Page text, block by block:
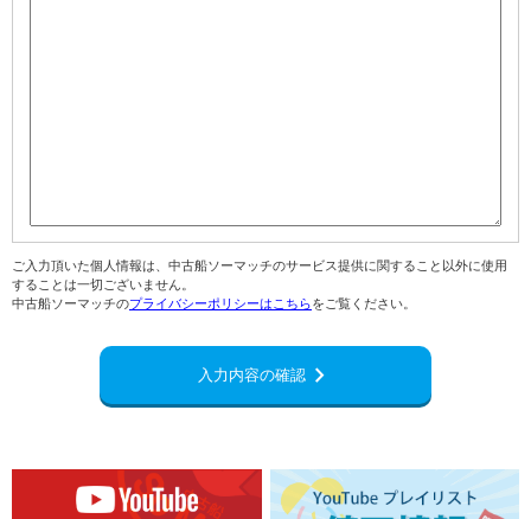
ご入力頂いた個人情報は、中古船ソーマッチのサービス提供に関すること以外に使用
することは一切ございません。
中古船ソーマッチのプライバシーポリシーはこちらをご覧ください。
入力内容の確認navigate_next